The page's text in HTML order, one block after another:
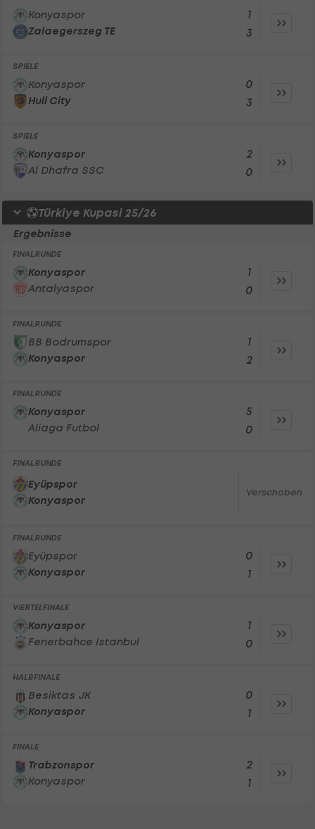
Konyaspor
Zalaegerszeg TE
1
3
SPIELE
Konyaspor
Hull City
0
3
SPIELE
Konyaspor
Al Dhafra SSC
2
0
Türkiye Kupasi 25/26
Ergebnisse
FINALRUNDE
Konyaspor
Antalyaspor
1
0
FINALRUNDE
BB Bodrumspor
Konyaspor
1
2
FINALRUNDE
Konyaspor
Aliaga Futbol
5
0
FINALRUNDE
Eyüpspor
Konyaspor
Verschoben
FINALRUNDE
Eyüpspor
Konyaspor
0
1
VIERTELFINALE
Konyaspor
Fenerbahce Istanbul
1
0
HALBFINALE
Besiktas JK
Konyaspor
0
1
FINALE
Trabzonspor
Konyaspor
2
1